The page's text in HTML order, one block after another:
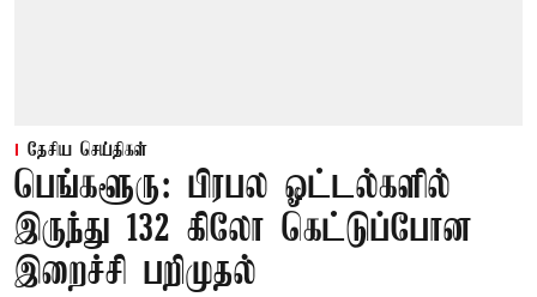
தேசிய செய்திகள்
பெங்களூரு: பிரபல ஓட்டல்களில்
இருந்து 132 கிலோ கெட்டுப்போன
இறைச்சி பறிமுதல்